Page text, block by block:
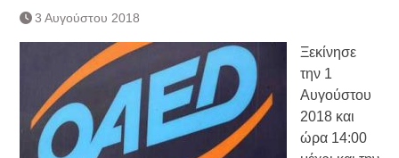
3 Αυγούστου 2018
Ξεκίνησε
την 1
Αυγούστου
2018 και
ώρα 14:00